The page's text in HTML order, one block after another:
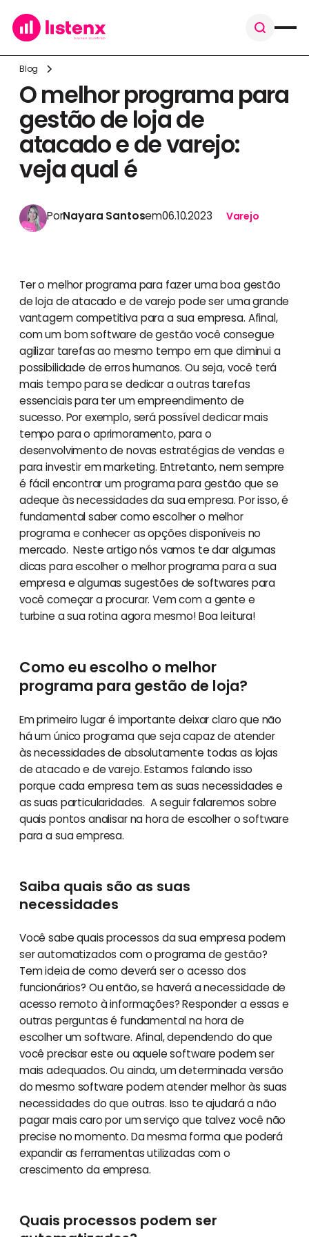
Blog
O melhor programa para
gestão de loja de
atacado e de varejo:
veja qual é
PorNayara Santosem06.10.2023 Varejo
Ter o melhor programa para fazer uma boa gestão
de loja de atacado e de varejo pode ser uma grande
vantagem competitiva para a sua empresa. Afinal,
com um bom software de gestão você consegue
agilizar tarefas ao mesmo tempo em que diminui a
possibilidade de erros humanos. Ou seja, você terá
mais tempo para se dedicar a outras tarefas
essenciais para ter um empreendimento de
sucesso. Por exemplo, será possível dedicar mais
tempo para o aprimoramento, para o
desenvolvimento de novas estratégias de vendas e
para investir em marketing. Entretanto, nem sempre
é fácil encontrar um programa para gestão que se
adeque às necessidades da sua empresa. Por isso, é
fundamental saber como escolher o melhor
programa e conhecer as opções disponíveis no
mercado. Neste artigo nós vamos te dar algumas
dicas para escolher o melhor programa para a sua
empresa e algumas sugestões de softwares para
você começar a procurar. Vem com a gente e
turbine a sua rotina agora mesmo! Boa leitura!
Como eu escolho o melhor
programa para gestão de loja?
Em primeiro lugar é importante deixar claro que não
há um único programa que seja capaz de atender
às necessidades de absolutamente todas as lojas
de atacado e de varejo. Estamos falando isso
porque cada empresa tem as suas necessidades e
as suas particularidades. A seguir falaremos sobre
quais pontos analisar na hora de escolher o software
para a sua empresa.
Saiba quais são as suas
necessidades
Você sabe quais processos da sua empresa podem
ser automatizados com o programa de gestão?
Tem ideia de como deverá ser o acesso dos
funcionários? Ou então, se haverá a necessidade de
acesso remoto à informações? Responder a essas e
outras perguntas é fundamental na hora de
escolher um software. Afinal, dependendo do que
você precisar este ou aquele software podem ser
mais adequados. Ou ainda, um determinada versão
do mesmo software podem atender melhor às suas
necessidades do que outras. Isso te ajudará a não
pagar mais caro por um serviço que talvez você não
precise no momento. Da mesma forma que poderá
expandir as ferramentas utilizadas com o
crescimento da empresa.
Quais processos podem ser